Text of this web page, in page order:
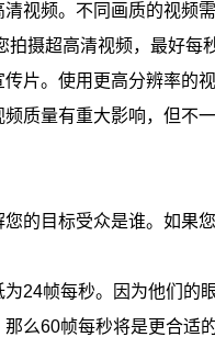
视频。不同画质的视频
摄超高清视频，最好每
片。使用更高分辨率的
质量有重大影响，但不一
的目标受众是谁。如果
24帧每秒。因为他们的
么60帧每秒将是更合适的